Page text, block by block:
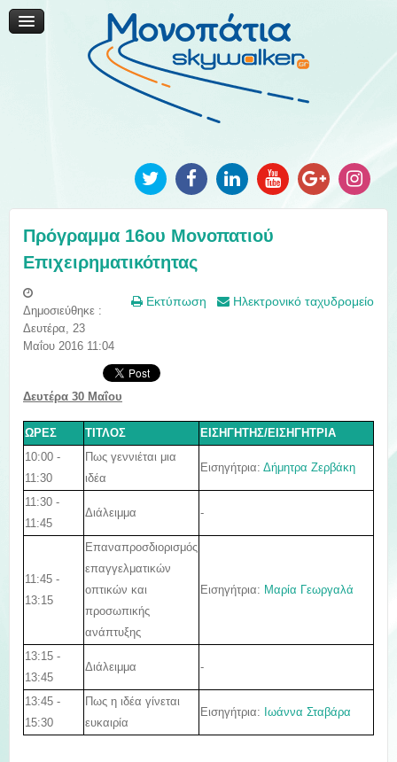
Μονοπάτια Καινοτομίας
Μονοπάτια Τοπικής Ανάπτυξης
Ανακοινώσεις
Φωτογραφίες
Πρόγραμμα 16ου Μονοπατιού
Επιχειρηματικότητας
Εκτύπωση Ηλεκτρονικό ταχυδρομείο
Δημοσιεύθηκε :
Δευτέρα, 23
Μαΐου 2016 11:04
Δευτέρα 30 Μαΐου
ΩΡΕΣ ΤΙΤΛΟΣ
ΕΙΣΗΓΗΤΗΣ/ΕΙΣΗΓΗΤΡΙΑ
10:00 -
11:30
Πως γεννιέται μια
ιδέα
Εισηγήτρια: Δήμητρα Ζερβάκη
11:30 -
11:45
Διάλειμμα -
11:45 -
13:15
Επαναπροσδιορισμός
επαγγελματικών
οπτικών και
προσωπικής
ανάπτυξης
Εισηγήτρια: Μαρία Γεωργαλά
13:15 -
13:45
Διάλειμμα -
13:45 -
15:30
Πως η ιδέα γίνεται
ευκαιρία
Εισηγήτρια: Ιωάννα Σταβάρα